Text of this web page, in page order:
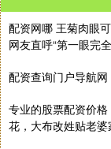
配资网哪 王菊肉眼
网友直呼“第一眼完
配资查询门户导航
专业的股票配资价
花，大布改姓贴老婆